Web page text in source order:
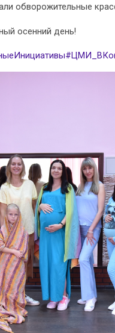
обворожительные
осенний день!